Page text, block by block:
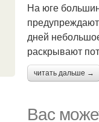
На юге
дней
раскрывают
читать дальше →
Вас